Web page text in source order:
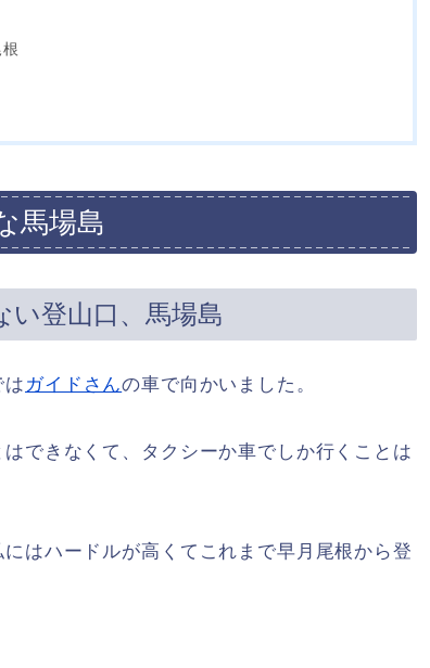
馬場島
い登山口、馬場島
は ガイドさんの車で向かいました。
できなくて、タクシーか車でしか行くことは
はハードルが高くてこれまで早月尾根から登